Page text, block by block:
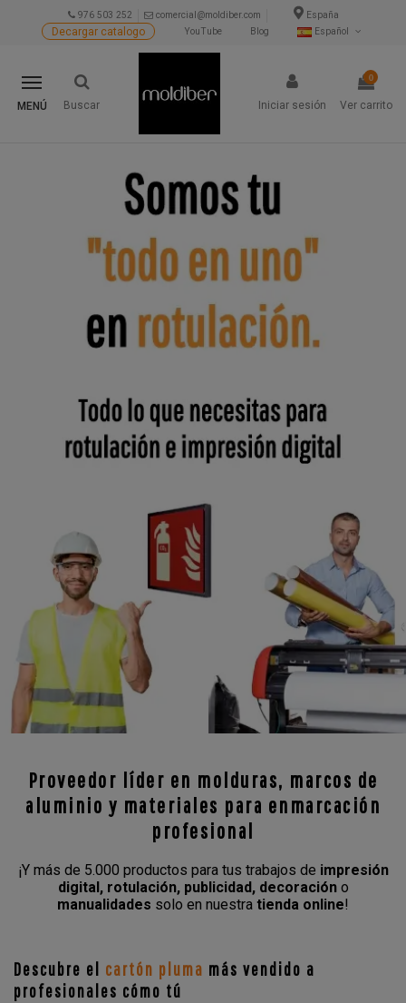
976 503 252 comercial@moldiber.com
España
Español
Blog
YouTube
Decargar catalogo
MENÚ Buscar Iniciar sesión
0
Ver carrito
Proveedor líder en molduras, marcos de
aluminio y materiales para enmarcación
profesional
¡Y más de 5.000 productos para tus trabajos de impresión
digital, rotulación, publicidad, decoracióno
manualidades solo en nuestra tienda online!
Descubre el cartón pluma más vendido a
profesionales cómo tú